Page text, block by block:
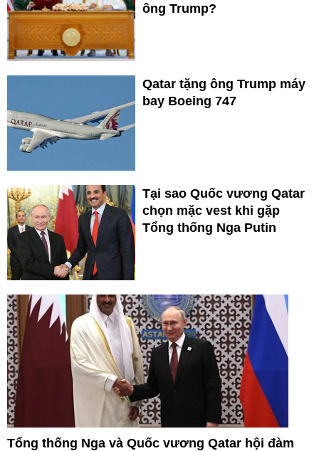
ông Trump?
Qatar tặng ông Trump máy
bay Boeing 747
Tại sao Quốc vương Qatar
chọn mặc vest khi gặp
Tổng thống Nga Putin
Tổng thống Nga và Quốc vương Qatar hội đàm